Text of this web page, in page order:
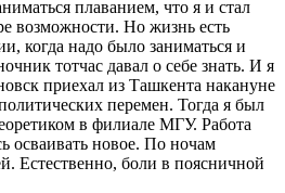
плаванием, что я и стал
возможности. Но жизнь есть
когда надо было заниматься и
тотчас давал о себе знать. И я
приехал из Ташкента накануне
перемен. Тогда я был
в филиале МГУ. Работа
осваивать новое. По ночам
Естественно, боли в поясничной